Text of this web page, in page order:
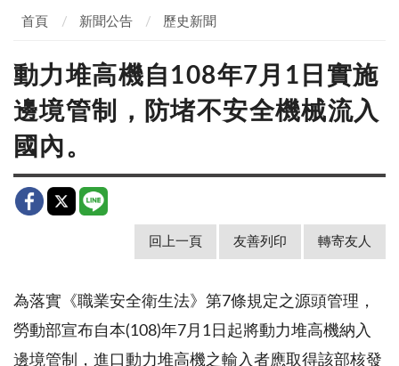
首頁 新聞公告 歷史新聞
動力堆高機自108年7月1日實施
邊境管制，防堵不安全機械流入
國內。
回上一頁 友善列印 轉寄友人
為落實《職業安全衛生法》第7條規定之源頭管理，
勞動部宣布自本(108)年7月1日起將動力堆高機納入
邊境管制，進口動力堆高機之輸入者應取得該部核發